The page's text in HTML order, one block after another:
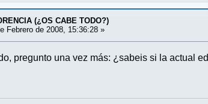
(¿OS CABE TODO?)
Febrero de 2008, 15:36:28 »
pregunto una vez más: ¿sabeis si la actual